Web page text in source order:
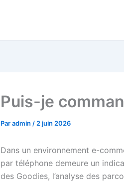
Puis-je
Paradmin / 2 juin 2026
Dans un environnement e-
par téléphone demeure un
des Goodies, l’analyse des